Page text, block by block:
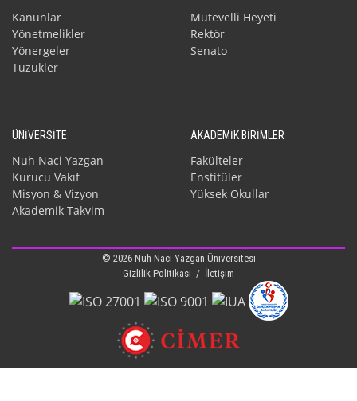
Kanunlar
Yönetmelikler
Yönergeler
Tüzükler
Mütevelli Heyeti
Rektör
Senato
ÜNİVERSİTE
Nuh Naci Yazgan
Kurucu Vakıf
Misyon & Vizyon
Akademik Takvim
AKADEMİK BİRİMLER
Fakülteler
Enstitüler
Yüksek Okullar
© 2026 Nuh Naci Yazgan Üniversitesi
Gizlilik Politikası / İletişim